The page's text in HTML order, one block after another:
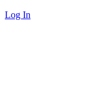
Log In